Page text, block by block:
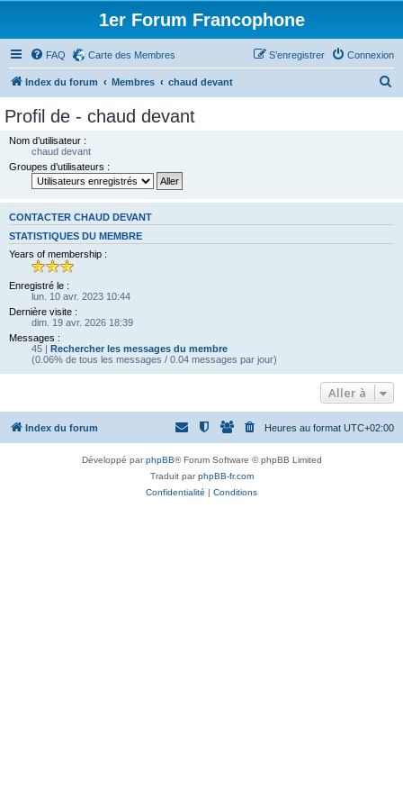
1er Forum Francophone
FAQ Carte des Membres Connexion
S’enregistrer
Index du forum Membres chaud devant
Profil de - chaud devant
Nom d’utilisateur :
chaud devant
Groupes d’utilisateurs :
CONTACTER CHAUD DEVANT
STATISTIQUES DU MEMBRE
Years of membership :
Enregistré le :
lun. 10 avr. 2023 10:44
Dernière visite :
dim. 19 avr. 2026 18:39
Messages :
45 | Rechercher les messages du membre
(0.06% de tous les messages / 0.04 messages par jour)
Aller à
Index du forum Heures au format UTC+02:00
Développé parphpBB® Forum Software © phpBB Limited
Traduit parphpBB-fr.com
Confidentialité | Conditions